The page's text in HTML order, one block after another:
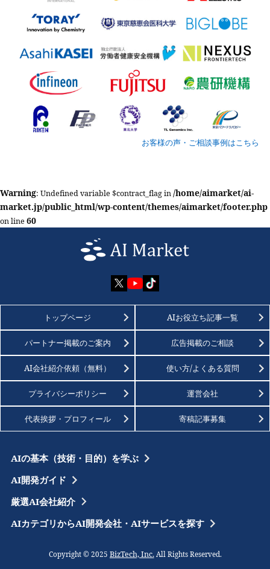
お客様の声・ご相談事例はこちら
Warning: Undefined variable $contract_flag in/home/aimarket/ai-
market.jp/public_html/wp-content/themes/aimarket/footer.php
on line 60
トップページ AIお役立ち記事一覧
パートナー掲載のご案内 広告掲載のご相談
AI会社紹介依頼（無料） 使い方/よくある質問
プライバシーポリシー 運営会社
代表挨拶・プロフィール 寄稿記事募集
AIの基本（技術・目的）を学ぶ
AI開発ガイド
厳選AI会社紹介
AIカテゴリからAI開発会社・AIサービスを探す
Copyright © 2025 BizTech, Inc.All Rights Reserved.